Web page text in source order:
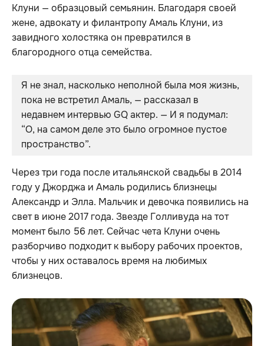
Клуни — образцовый семьянин. Благодаря своей
жене, адвокату и филантропу Амаль Клуни, из
завидного холостяка он превратился в
благородного отца семейства.
Я не знал, насколько неполной была моя жизнь,
пока не встретил Амаль, — рассказал в
недавнем интервью GQ актер. — И я подумал:
“О, на самом деле это было огромное пустое
пространство”.
Через три года после итальянской свадьбы в 2014
году у Джорджа и Амаль родились близнецы
Александр и Элла. Мальчик и девочка появились на
свет в июне 2017 года. Звезде Голливуда на тот
момент было 56 лет. Сейчас чета Клуни очень
разборчиво подходит к выбору рабочих проектов,
чтобы у них оставалось время на любимых
близнецов.